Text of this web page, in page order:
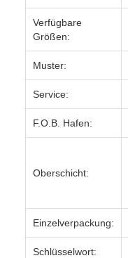
Verfügbare
Größen:
Muster:
Service:
F.O.B. Hafen:
Oberschicht:
Einzelverpackung:
Schlüsselwort: